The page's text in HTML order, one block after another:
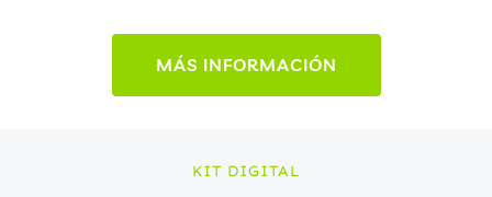
MÁS INFORMACIÓN
KIT DIGITAL